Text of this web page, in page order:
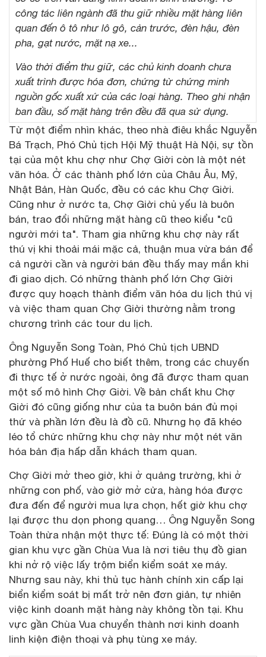
công tác liên ngành đã thu giữ nhiều mặt hàng liên
quan đến ô tô như lô gô, cản trước, đèn hậu, đèn
pha, gạt nước, mặt nạ xe...
Vào thời điểm thu giữ, các chủ kinh doanh chưa
xuất trình được hóa đơn, chứng từ chứng minh
nguồn gốc xuất xứ của các loại hàng. Theo ghi nhận
ban đầu, số mặt hàng trên đều đã qua sử dụng.
Từ một điểm nhìn khác, theo nhà điêu khắc Nguyễn
Bá Trạch, Phó Chủ tịch Hội Mỹ thuật Hà Nội, sự tồn
tại của một khu chợ như Chợ Giời còn là một nét
văn hóa. Ở các thành phố lớn của Châu Âu, Mỹ,
Nhật Bản, Hàn Quốc, đều có các khu Chợ Giời.
Cũng như ở nước ta, Chợ Giời chủ yếu là buôn
bán, trao đổi những mặt hàng cũ theo kiểu "cũ
người mới ta". Tham gia những khu chợ này rất
thú vị khi thoải mái mặc cả, thuận mua vừa bán để
cả người cần và người bán đều thấy may mắn khi
đi giao dịch. Có những thành phố lớn Chợ Giời
được quy hoạch thành điểm văn hóa du lịch thú vị
và việc tham quan Chợ Giời thường nằm trong
chương trình các tour du lịch.
Ông Nguyễn Song Toàn, Phó Chủ tịch UBND
phường Phố Huế cho biết thêm, trong các chuyến
đi thực tế ở nước ngoài, ông đã được tham quan
một số mô hình Chợ Giời. Về bản chất khu Chợ
Giời đó cũng giống như của ta buôn bán đủ mọi
thứ và phần lớn đều là đồ cũ. Nhưng họ đã khéo
léo tổ chức những khu chợ này như một nét văn
hóa bản địa hấp dẫn khách tham quan.
Chợ Giời mở theo giờ, khi ở quảng trường, khi ở
những con phố, vào giờ mở cửa, hàng hóa được
đưa đến để người mua lựa chọn, hết giờ khu chợ
lại được thu dọn phong quang… Ông Nguyễn Song
Toàn thừa nhận một thực tế: Đúng là có một thời
gian khu vực gần Chùa Vua là nơi tiêu thụ đồ gian
khi nở rộ việc lấy trộm biển kiểm soát xe máy.
Nhưng sau này, khi thủ tục hành chính xin cấp lại
biển kiểm soát bị mất trở nên đơn giản, tự nhiên
việc kinh doanh mặt hàng này không tồn tại. Khu
vực gần Chùa Vua chuyển thành nơi kinh doanh
linh kiện điện thoại và phụ tùng xe máy.